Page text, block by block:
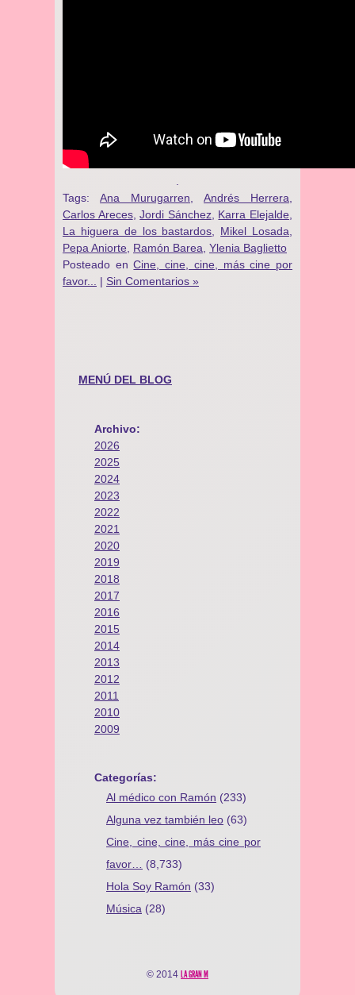
Tags: Ana Murugarren Andrés Herrera
Carlos Areces,Jordi Sánchez, Karra Elejalde
La higuera de los bastardos
Mikel Losada
Pepa Aniorte
Ramón Barea Ylenia Baglietto
Posteado enCine, cine, cine, más cine por
favor...
| Sin Comentarios »
MENÚ DEL BLOG
Archivo:
2026
2025
2024
2023
2022
2021
2020
2019
2018
2017
2016
2015
2014
2013
2012
2011
2010
2009
Categorías:
Al médico con Ramón (233)
Alguna vez también leo (63)
Cine, cine, cine, más cine por
favor…
(8,733)
Hola Soy Ramón (33)
Música (28)
© 2014 LA GRAN M